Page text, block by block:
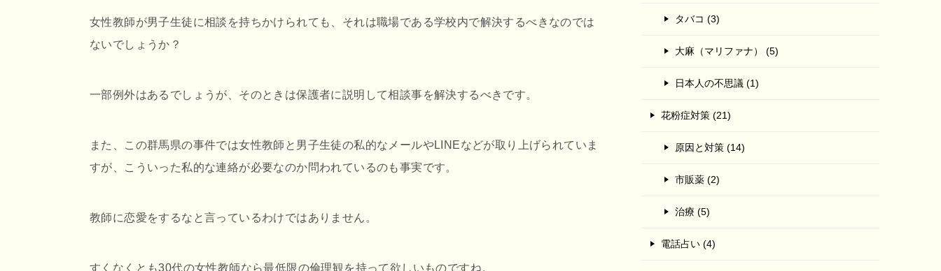
女性教師が男子生徒に相談を持ちかけられても、それは職場である学校内で解決するべきなのでは
ないでしょうか？
一部例外はあるでしょうが、そのときは保護者に説明して相談事を解決するべきです。
また、この群馬県の事件では女性教師と男子生徒の私的なメールやLINEなどが取り上げられていま
すが、こういった私的な連絡が必要なのか問われているのも事実です。
教師に恋愛をするなと言っているわけではありません。
すくなくとも30代の女性教師なら最低限の倫理観を持って欲しいものですね。
タバコ (3)
大麻（マリファナ） (5)
日本人の不思議 (1)
花粉症対策 (21)
原因と対策 (14)
市販薬 (2)
治療 (5)
電話占い (4)